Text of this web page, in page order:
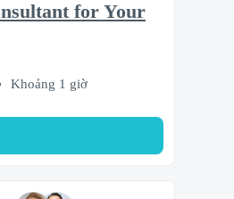
for Your
Khoảng 1 giờ